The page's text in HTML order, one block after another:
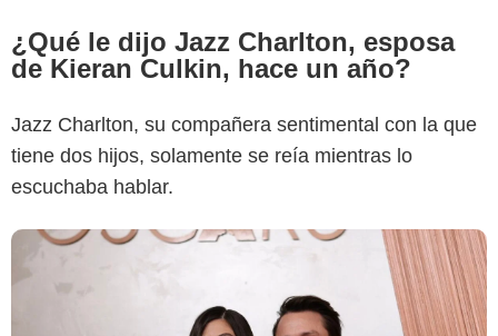
¿Qué le dijo Jazz Charlton, esposa
de Kieran Culkin, hace un año?
Jazz Charlton, su compañera sentimental con la que
tiene dos hijos, solamente se reía mientras lo
escuchaba hablar.